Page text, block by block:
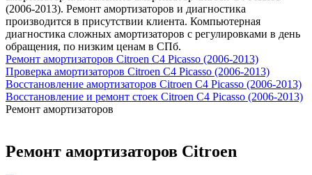
(2006-2013). Ремонт амортизаторов и диагностика
производится в присутствии клиента. Компьютерная
диагностика сложных амортизаторов с регулировками в день
обращения, по низким ценам в СПб.
Ремонт амортизаторов Citroen C4 Picasso (2006-2013)
Проверка амортизаторов Citroen C4 Picasso (2006-2013)
Восстановление амортизаторов Citroen C4 Picasso (2006-2013)
Восстановление и ремонт стоек Citroen C4 Picasso (2006-2013)
Ремонт амортизаторов
Ремонт амортизаторов Citroen